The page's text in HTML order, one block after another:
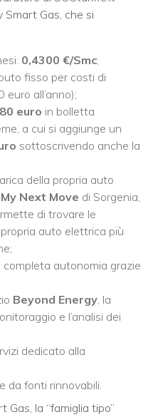
Smart Gas, che si
0,4300 €/Smc;
fisso per costi di
all’anno);
euro in bolletta
a cui si aggiunge un
sottoscrivendo anche la
della propria auto
My Next Move di Sorgenia,
di trovare le
auto elettrica più
autonomia grazie
Beyond Energy, la
e l’analisi dei
dedicato alla
da fonti rinnovabili.
la “famiglia tipo”